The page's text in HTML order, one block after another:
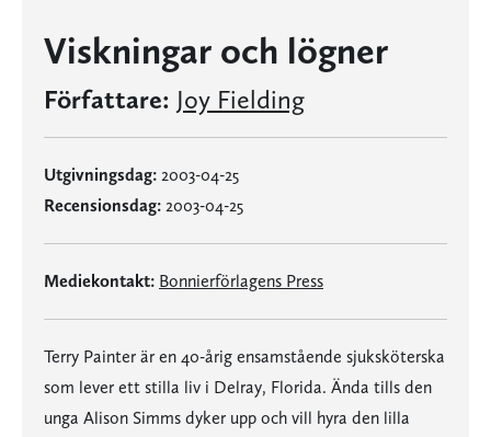
Viskningar och lögner
Författare: Joy Fielding
Utgivningsdag: 2003-04-25
Recensionsdag: 2003-04-25
Mediekontakt: Bonnierförlagens Press
Terry Painter är en 40-årig ensamstående sjuksköterska
som lever ett stilla liv i Delray, Florida. Ända tills den
unga Alison Simms dyker upp och vill hyra den lilla